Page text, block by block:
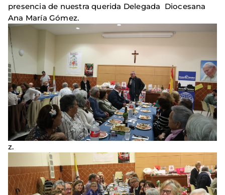
presencia de nuestra querida Delegada Diocesana
Ana María Gómez.
z.